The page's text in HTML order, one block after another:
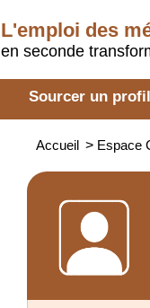
L'emploi des
en seconde
Sourcer un profil
Accueil > Espace